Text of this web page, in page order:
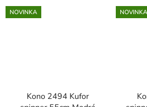
NOVINKA
Kono 2494 Kufor
NOVINKA